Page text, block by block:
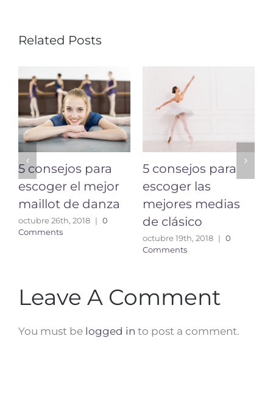
Related Posts
5 consejos para
escoger el mejor
maillot de danza
octubre 26th, 2018 | 0
Comments
5 consejos para
escoger las
mejores medias
de clásico
octubre 19th, 2018 | 0
Comments
Leave A Comment
You must be logged in to post a comment.